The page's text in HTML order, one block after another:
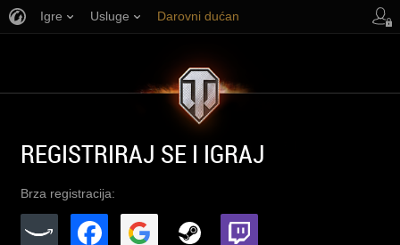
Igre Usluge Darovni dućan
REGISTRIRAJ SE I IGRAJ
Brza registracija: